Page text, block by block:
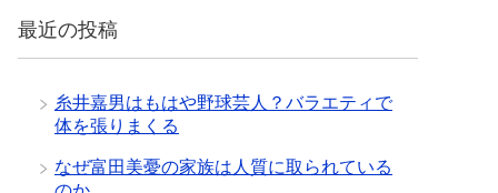
最近の投稿
糸井嘉男はもはや野球芸人？バラエティで
体を張りまくる
なぜ富田美憂の家族は人質に取られている